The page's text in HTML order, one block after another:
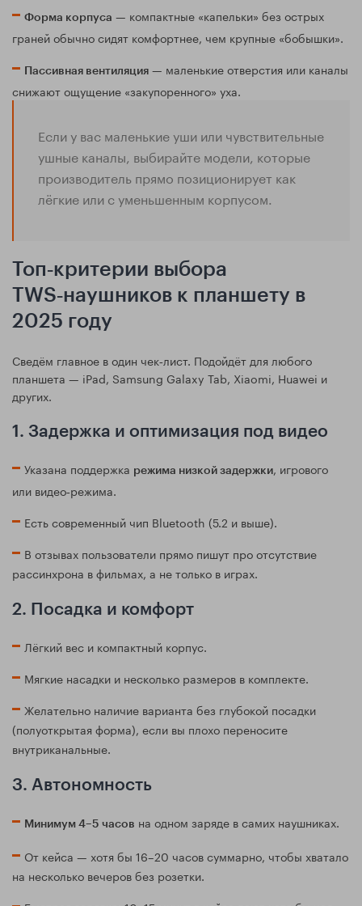
Форма корпуса — компактные «капельки» без острых
граней обычно сидят комфортнее, чем крупные «бобышки».
Пассивная вентиляция — маленькие отверстия или каналы
снижают ощущение «закупоренного» уха.
Если у вас маленькие уши или чувствительные
ушные каналы, выбирайте модели, которые
производитель прямо позиционирует как
лёгкие или с уменьшенным корпусом.
Топ‑критерии выбора
TWS‑наушников к планшету в
2025 году
Сведём главное в один чек‑лист. Подойдёт для любого
планшета — iPad, Samsung Galaxy Tab, Xiaomi, Huawei и
других.
1. Задержка и оптимизация под видео
Указана поддержка режима низкой задержки, игрового
или видео‑режима.
Есть современный чип Bluetooth (5.2 и выше).
В отзывах пользователи прямо пишут про отсутствие
рассинхрона в фильмах, а не только в играх.
2. Посадка и комфорт
Лёгкий вес и компактный корпус.
Мягкие насадки и несколько размеров в комплекте.
Желательно наличие варианта без глубокой посадки
(полуоткрытая форма), если вы плохо переносите
внутриканальные.
3. Автономность
Минимум 4–5 часов на одном заряде в самих наушниках.
От кейса — хотя бы 16–20 часов суммарно, чтобы хватало
на несколько вечеров без розетки.